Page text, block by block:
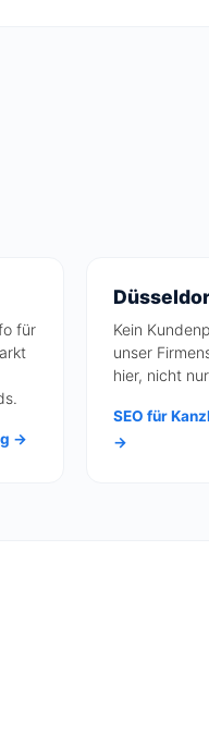
für
→
Kein
unser
hier, nicht
SEO für
→